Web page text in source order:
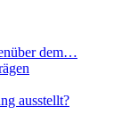
dem…
ausstellt?